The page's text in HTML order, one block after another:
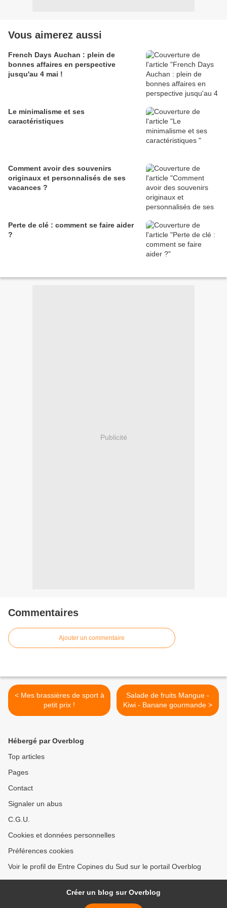
Vous aimerez aussi
French Days Auchan : plein de
bonnes affaires en perspective
jusqu'au 4 mai !
Le minimalisme et ses
caractéristiques
Comment avoir des souvenirs
originaux et personnalisés de ses
vacances ?
Perte de clé : comment se faire aider
?
Publicité
Commentaires
Ajouter un commentaire
< Mes brassières de sport à
petit prix !
Salade de fruits Mangue -
Kiwi - Banane gourmande >
Hébergé par Overblog
Top articles
Pages
Contact
Signaler un abus
C.G.U.
Cookies et données personnelles
Préférences cookies
Voir le profil de Entre Copines du Sud sur le portail Overblog
Créer un blog sur Overblog